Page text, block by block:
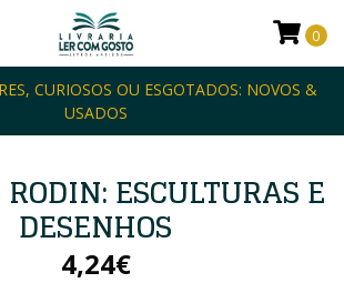
CURIOSOS OU ESGOTADOS: NOVOS &
USADOS
0
ESCULTURAS E
DESENHOS
4,24€